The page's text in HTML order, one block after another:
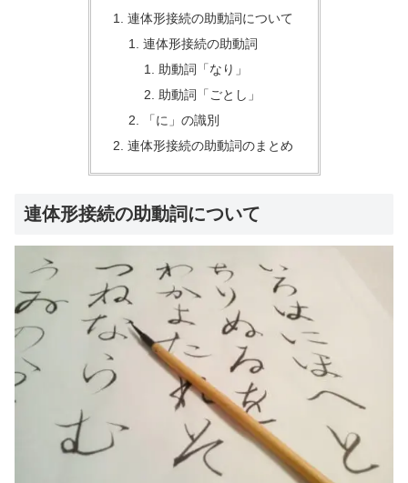
連体形接続の助動詞について
連体形接続の助動詞
助動詞「なり」
助動詞「ごとし」
「に」の識別
連体形接続の助動詞のまとめ
連体形接続の助動詞について